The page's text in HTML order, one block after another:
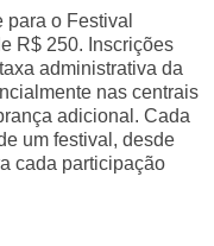
o Festival
R$ 250. Inscrições
administrativa da
nas centrais
adicional. Cada
um festival, desde
cada participação